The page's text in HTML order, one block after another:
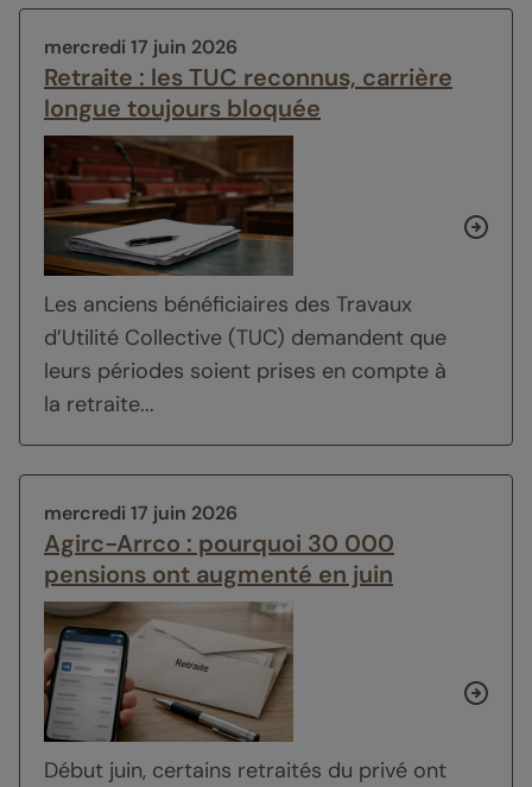
mercredi 17 juin 2026
Retraite : les TUC reconnus, carrière
longue toujours bloquée
Les anciens bénéficiaires des Travaux
d’Utilité Collective (TUC) demandent que
leurs périodes soient prises en compte à
la retraite...
mercredi 17 juin 2026
Agirc-Arrco : pourquoi 30 000
pensions ont augmenté en juin
Début juin, certains retraités du privé ont